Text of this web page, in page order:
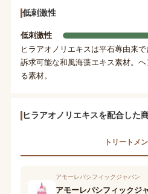
低刺激性
低刺激性
ヒラアオノリエキスは平石蓴由来
訴求可能な和風海藻エキス素材。
る素材。
ヒラアオノリエキスを配合した
トリートメ
アモーレパシフィックジャパン